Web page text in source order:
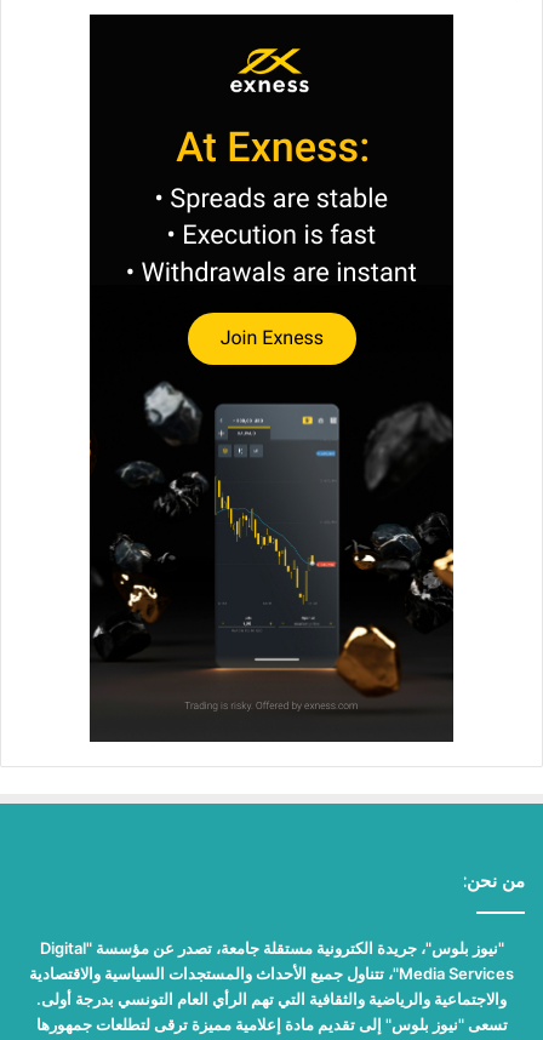
من نحن:
"نيوز بلوس"، جريدة الكترونية مستقلة جامعة، تصدر عن مؤسسة "Digital
Media Services"، تتناول جميع الأحداث والمستجدات السياسية والاقتصادية
والاجتماعية والرياضية والثقافية التي تهم الرأي العام التونسي بدرجة أولى.
تسعى "نيوز بلوس" إلى تقديم مادة إعلامية مميزة ترقى لتطلعات جمهورها